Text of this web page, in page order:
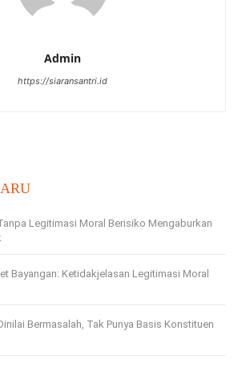
Admin
https://siaransantri.id
Legitimasi Moral Berisiko Mengaburkan
Bayangan: Ketidakjelasan Legitimasi Moral
Bermasalah, Tak Punya Basis Konstituen